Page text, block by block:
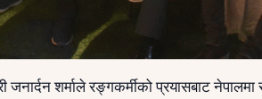
शर्माले रङ्गकर्मीको प्रयासबाट